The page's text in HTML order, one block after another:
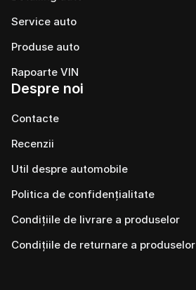
Service auto
Produse auto
Rapoarte VIN
Despre noi
Contacte
Recenzii
Util despre automobile
Politica de confidențialitate
Condițiile de livrare a produselor
Condițiile de returnare a produselor